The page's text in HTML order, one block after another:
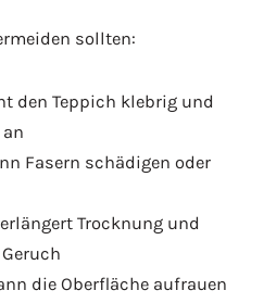
sollten:
den Teppich klebrig und
Fasern schädigen oder
Trocknung und
die Oberfläche aufrauen